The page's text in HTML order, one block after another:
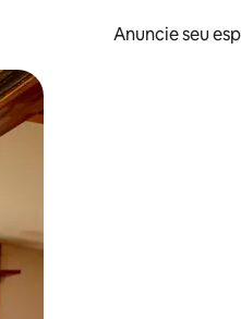
Anuncie seu